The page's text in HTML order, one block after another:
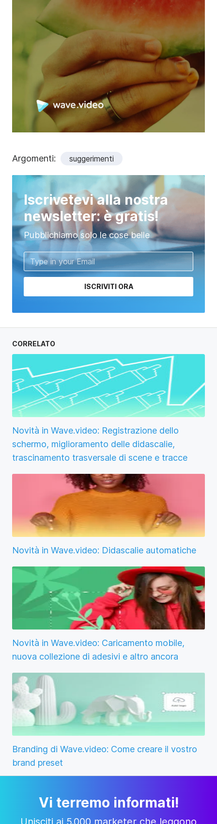
Argomenti: suggerimenti
Iscrivetevi alla nostra
newsletter: è gratis!
Pubblichiamo solo le cose belle
ISCRIVITI ORA
CORRELATO
Novità in Wave.video: Registrazione dello
schermo, miglioramento delle didascalie,
trascinamento trasversale di scene e tracce
Novità in Wave.video: Didascalie automatiche
Novità in Wave.video: Caricamento mobile,
nuova collezione di adesivi e altro ancora
Branding di Wave.video: Come creare il vostro
brand preset
Vi terremo informati!
Unisciti ai 5.000 marketer che leggono